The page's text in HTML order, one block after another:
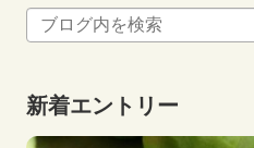
新着エントリー